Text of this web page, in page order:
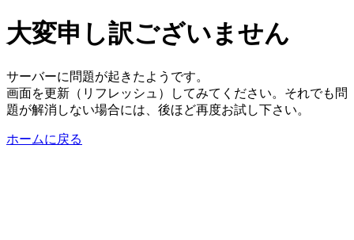
大変申し訳ございません
サーバーに問題が起きたようです。
画面を更新（リフレッシュ）してみてください。それでも問
題が解消しない場合には、後ほど再度お試し下さい。
ホームに戻る